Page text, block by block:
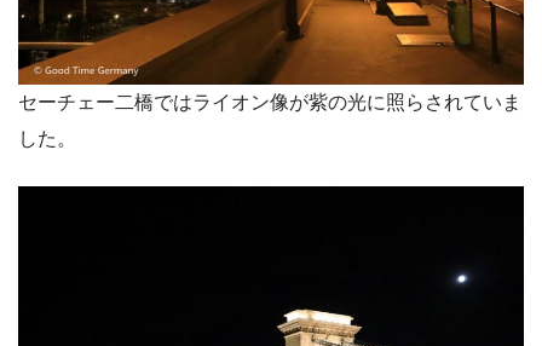
セーチェー二橋ではライオン像が紫の光に照らされていま
した。